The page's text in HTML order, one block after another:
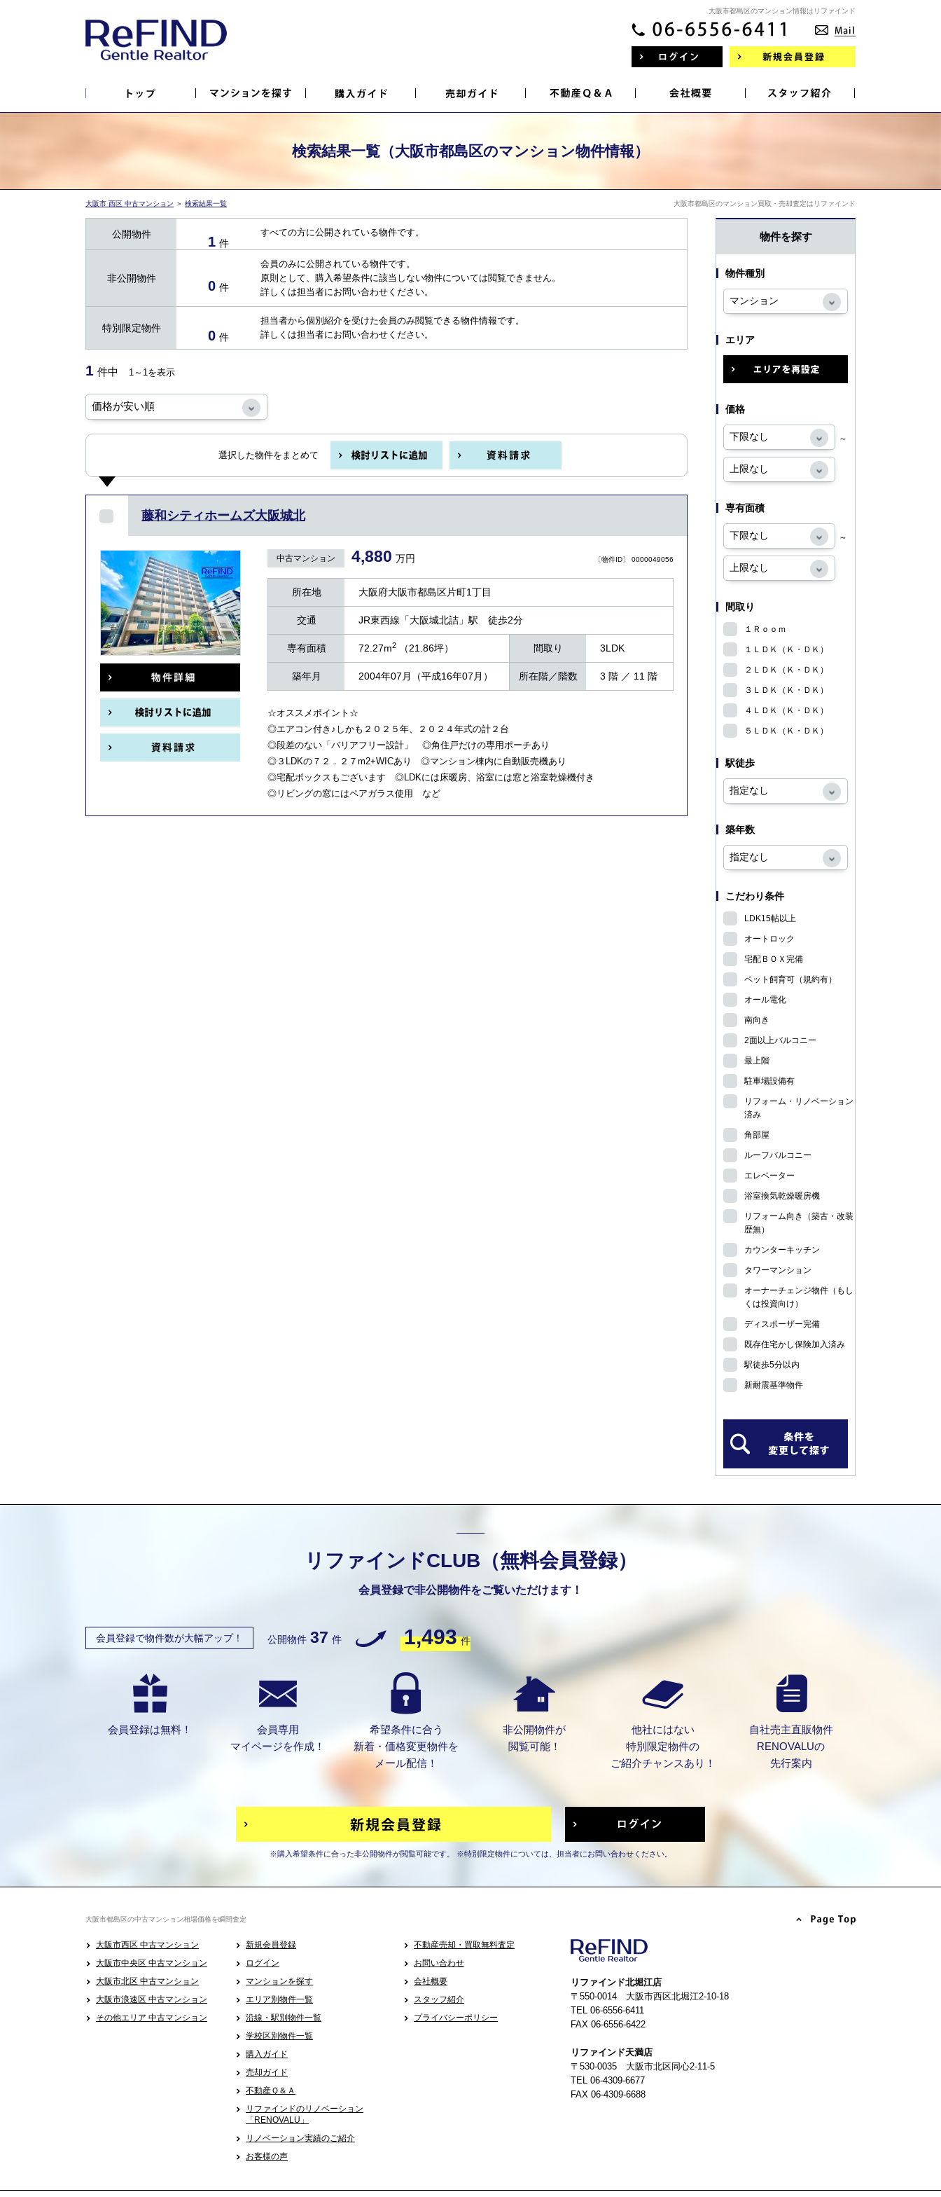
大阪市都島区のマンション情報はリファインド
検索結果一覧（大阪市都島区のマンション物件情報）
大阪市 西区 中古マンション ＞ 検索結果一覧 大阪市都島区のマンション買取・売却査定はリファインド
公開物件 1 件
すべての方に公開されている物件です。
非公開物件 0 件
会員のみに公開されている物件です。
原則として、購入希望条件に該当しない物件については閲覧できません。
詳しくは担当者にお問い合わせください。
特別限定物件 0 件
担当者から個別紹介を受けた会員のみ閲覧できる物件情報です。
詳しくは担当者にお問い合わせください。
1 件中 1～1を表示
選択した物件をまとめて
藤和シティホームズ大阪城北
〔物件ID〕 0000049056
中古マンション 4,880 万円
所在地 大阪府大阪市都島区片町1丁目
交通 JR東西線「大阪城北詰」駅 徒歩2分
専有面積 72.27m2 （21.86坪） 間取り 3LDK
築年月 2004年07月（平成16年07月） 所在階／階数 3 階 ／ 11 階
☆オススメポイント☆
◎エアコン付き♪しかも２０２５年、２０２４年式の計２台
◎段差のない「バリアフリー設計」 ◎角住戸だけの専用ポーチあり
◎３LDKの７２．２７m2+WICあり ◎マンション棟内に自動販売機あり
◎宅配ボックスもございます ◎LDKには床暖房、浴室には窓と浴室乾燥機付き
◎リビングの窓にはペアガラス使用 など
物件を探す
物件種別
エリア
価格
～
専有面積
～
間取り
１Ｒｏｏｍ
１ＬＤＫ（Ｋ・ＤＫ）
２ＬＤＫ（Ｋ・ＤＫ）
３ＬＤＫ（Ｋ・ＤＫ）
４ＬＤＫ（Ｋ・ＤＫ）
５ＬＤＫ（Ｋ・ＤＫ）
駅徒歩
築年数
こだわり条件
LDK15帖以上
オートロック
宅配ＢＯＸ完備
ペット飼育可（規約有）
オール電化
南向き
2面以上バルコニー
最上階
駐車場設備有
リフォーム・リノベーション
済み
角部屋
ルーフバルコニー
エレベーター
浴室換気乾燥暖房機
リフォーム向き（築古・改装
歴無）
カウンターキッチン
タワーマンション
オーナーチェンジ物件（もし
くは投資向け）
ディスポーザー完備
既存住宅かし保険加入済み
駅徒歩5分以内
新耐震基準物件
リファインドCLUB（無料会員登録）
会員登録で非公開物件をご覧いただけます！
会員登録で物件数が大幅アップ！ 公開物件 37 件 1,493 件
会員登録は無料！
会員専用
マイページを作成！
希望条件に合う
新着・価格変更物件を
メール配信！
非公開物件が
閲覧可能！
他社にはない
特別限定物件の
ご紹介チャンスあり！
自社売主直販物件
RENOVALUの
先行案内
※購入希望条件に合った非公開物件が閲覧可能です。 ※特別限定物件については、担当者にお問い合わせください。
大阪市都島区の中古マンション相場価格を瞬間査定
大阪市西区 中古マンション
大阪市中央区 中古マンション
大阪市北区 中古マンション
大阪市浪速区 中古マンション
その他エリア 中古マンション
新規会員登録
ログイン
マンションを探す
エリア別物件一覧
沿線・駅別物件一覧
学校区別物件一覧
購入ガイド
売却ガイド
不動産Ｑ＆Ａ
リファインドのリノベーション
「RENOVALU」
リノベーション実績のご紹介
お客様の声
不動産売却・買取無料査定
お問い合わせ
会社概要
スタッフ紹介
プライバシーポリシー
リファインド北堀江店
〒550-0014 大阪市西区北堀江2-10-18
TEL 06-6556-6411
FAX 06-6556-6422
リファインド天満店
〒530-0035 大阪市北区同心2-11-5
TEL 06-4309-6677
FAX 06-4309-6688